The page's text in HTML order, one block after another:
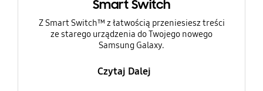
Smart Switch
Z Smart Switch™ z łatwością przeniesiesz treści
ze starego urządzenia do Twojego nowego
Samsung Galaxy.
Czytaj Dalej